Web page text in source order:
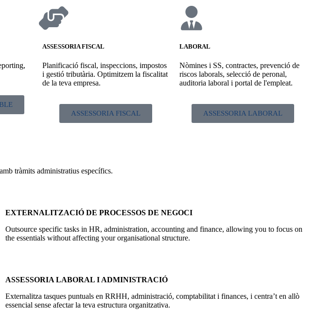
ASSESSORIA FISCAL
Planificació fiscal, inspeccions, impostos
i gestió tributària. Optimitzem la fiscalitat
de la teva empresa.
ASSESSORIA FISCAL
LABORAL
Nòmines i SS, contractes, prevenció de
riscos laborals, selecció de peronal,
auditoria laboral i portal de l'empleat.
ASSESSORIA LABORAL
tràmits administratius específics.
EXTERNALITZACIÓ DE PROCESSOS DE NEGOCI
Outsource specific tasks in HR, administration, accounting and finance, allowing you to focus on
the essentials without affecting your organisational structure.
ASSESSORIA LABORAL I ADMINISTRACIÓ
Externalitza tasques puntuals en RRHH, administració, comptabilitat i finances, i centra’t en allò
essencial sense afectar la teva estructura organitzativa.